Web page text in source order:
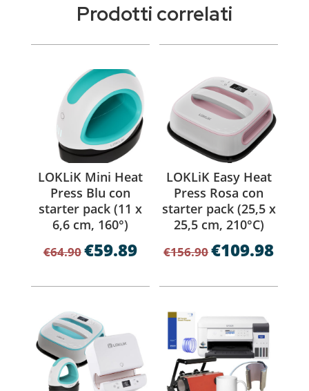
Prodotti correlati
LOKLiK Mini Heat
Press Blu con
starter pack (11 x
6,6 cm, 160°)
€64.90 Il
originale
€64.90.
€59.89Il
attuale
€59.89.
LOKLiK Easy Heat
Press Rosa con
starter pack (25,5 x
25,5 cm, 210°C)
€156.90 Il
originale
€156.90.
€109.98